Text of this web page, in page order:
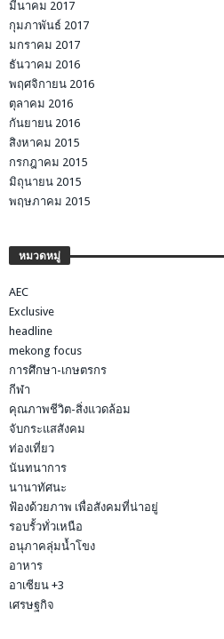
มีนาคม 2017
กุมภาพันธ์ 2017
มกราคม 2017
ธันวาคม 2016
พฤศจิกายน 2016
ตุลาคม 2016
กันยายน 2016
สิงหาคม 2015
กรกฎาคม 2015
มิถุนายน 2015
พฤษภาคม 2015
หมวดหมู่
AEC
Exclusive
headline
mekong focus
การศึกษา-เกษตรกร
กีฬา
คุณภาพชีวิต-สิ่งแวดล้อม
จับกระแสสังคม
ท่องเที่ยว
นันทนาการ
นานาทัศนะ
ฟ้องด้วยภาพ เพื่อสังคมที่น่าอยู่
รอบรั้วทั่วเหนือ
อนุภาคลุ่มน้ำโขง
อาหาร
อาเซียน +3
เศรษฐกิจ